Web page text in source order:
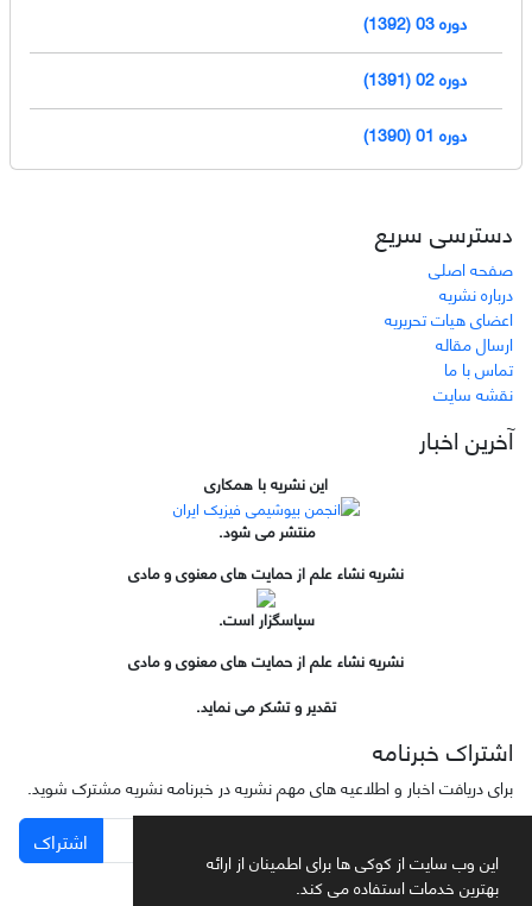
این وب سایت از کوکی ها برای اطمینان از ارائه
بهترین خدمات استفاده می کند.
دوره 03 (1392)
دوره 02 (1391)
دوره 01 (1390)
دسترسی سریع
صفحه اصلی
درباره نشریه
اعضای هیات تحریریه
ارسال مقاله
تماس با ما
نقشه سایت
آخرین اخبار
این نشریه با همکاری
منتشر می شود.
نشریه نشاء علم از حمایت های معنوی و مادی
سپاسگزار است.
نشریه نشاء علم از حمایت های معنوی و مادی
تقدیر و تشکر می نماید.
اشتراک خبرنامه
برای دریافت اخبار و اطلاعیه های مهم نشریه در خبرنامه نشریه مشترک شوید.
اشتراک